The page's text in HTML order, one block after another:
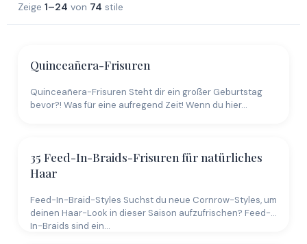
Zeige 1–24 von 74 stile
Quinceañera-Frisuren
Quinceañera-Frisuren Steht dir ein großer Geburtstag
bevor?! Was für eine aufregend Zeit! Wenn du hier…
35 Feed-In-Braids-Frisuren für natürliches
Haar
Feed-In-Braid-Styles Suchst du neue Cornrow-Styles, um
deinen Haar-Look in dieser Saison aufzufrischen? Feed-
In-Braids sind ein…